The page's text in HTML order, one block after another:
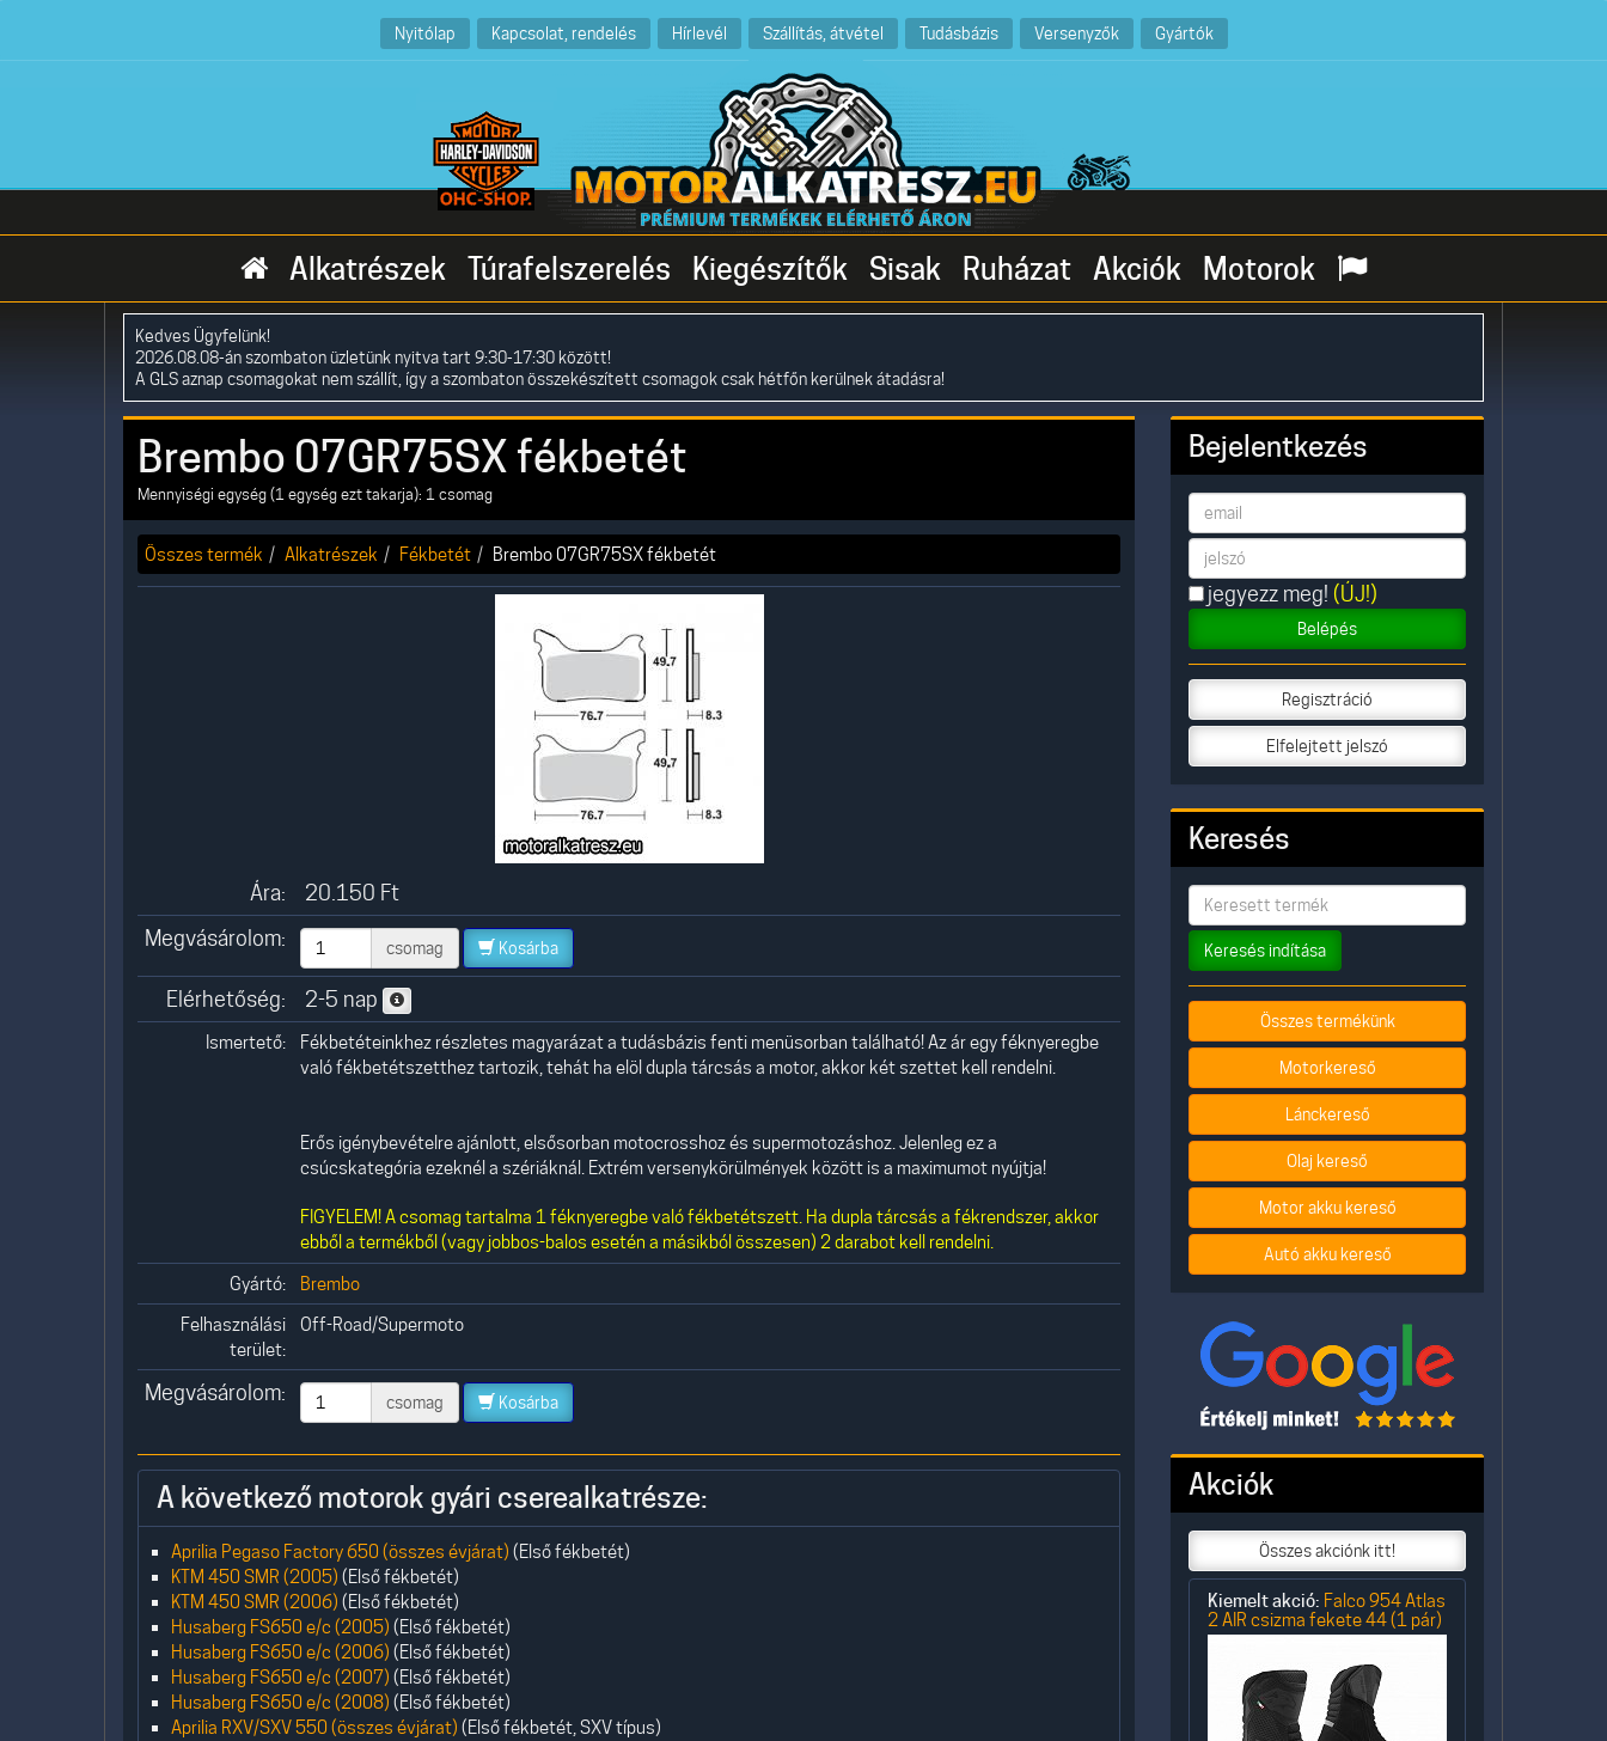
Nyitólap Kapcsolat, rendelés Hírlevél Szállítás, átvétel Tudásbázis Versenyzők Gyártók
Alkatrészek Túrafelszerelés Kiegészítők Sisak Ruházat Akciók Motorok
Kedves Ügyfelünk!
2026.08.08-án szombaton üzletünk nyitva tart 9:30-17:30 között!
A GLS aznap csomagokat nem szállít, így a szombaton összekészített csomagok csak hétfőn kerülnek átadásra!
Brembo 07GR75SX fékbetét
Mennyiségi egység (1 egység ezt takarja): 1 csomag
Összes termék Alkatrészek Fékbetét Brembo 07GR75SX fékbetét
Ára: 20.150 Ft
Megvásárolom:
csomag Kosárba
Elérhetőség: 2-5 nap
Ismertető:
Fékbetéteinkhez részletes magyarázat a tudásbázis fenti menüsorban található! Az ár egy féknyeregbe
való fékbetétszetthez tartozik, tehát ha elöl dupla tárcsás a motor, akkor két szettet kell rendelni.
Erős igénybevételre ajánlott, elsősorban motocrosshoz és supermotozáshoz. Jelenleg ez a
csúcskategória ezeknél a szériáknál. Extrém versenykörülmények között is a maximumot nyújtja!
FIGYELEM! A csomag tartalma 1 féknyeregbe való fékbetétszett. Ha dupla tárcsás a fékrendszer, akkor
ebből a termékből (vagy jobbos-balos esetén a másikból összesen) 2 darabot kell rendelni.
Gyártó:
Brembo
Felhasználási
terület:
Off-Road/Supermoto
Megvásárolom: csomag Kosárba
A következő motorok gyári cserealkatrésze:
Aprilia Pegaso Factory 650 (összes évjárat) (Első fékbetét)
KTM 450 SMR (2005) (Első fékbetét)
KTM 450 SMR (2006) (Első fékbetét)
Husaberg FS650 e/c (2005) (Első fékbetét)
Husaberg FS650 e/c (2006) (Első fékbetét)
Husaberg FS650 e/c (2007) (Első fékbetét)
Husaberg FS650 e/c (2008) (Első fékbetét)
Aprilia RXV/SXV 550 (összes évjárat) (Első fékbetét, SXV típus)
Bejelentkezés
jegyezz meg! (ÚJ!)
Belépés
Regisztráció
Elfelejtett jelszó
Keresés
Keresés indítása
Összes termékünk
Motorkereső
Lánckereső
Olaj kereső
Motor akku kereső
Autó akku kereső
Akciók
Összes akciónk itt!
Kiemelt akció: Falco 954 Atlas
2 AIR csizma fekete 44 (1 pár)